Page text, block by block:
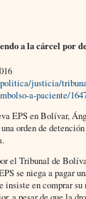
a la cárcel por
justicia/
a-paciente/
EPS en Bolívar,
orden de
el Tribunal de
se niega a pagar
insiste en comprar